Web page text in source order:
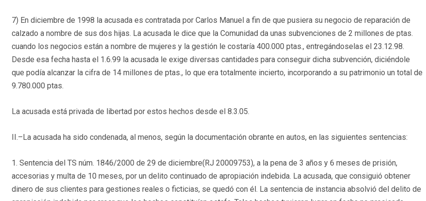
7) En diciembre de 1998 la acusada es contratada por Carlos Manuel a fin de que pusiera su negocio de reparación de
calzado a nombre de sus dos hijas. La acusada le dice que la Comunidad da unas subvenciones de 2 millones de ptas.
cuando los negocios están a nombre de mujeres y la gestión le costaría 400.000 ptas., entregándoselas el 23.12.98.
Desde esa fecha hasta el 1.6.99 la acusada le exige diversas cantidades para conseguir dicha subvención, diciéndole
que podía alcanzar la cifra de 14 millones de ptas., lo que era totalmente incierto, incorporando a su patrimonio un total de
9.780.000 ptas.
La acusada está privada de libertad por estos hechos desde el 8.3.05.
II.–La acusada ha sido condenada, al menos, según la documentación obrante en autos, en las siguientes sentencias:
1. Sentencia del TS núm. 1846/2000 de 29 de diciembre( RJ 20009753), a la pena de 3 años y 6 meses de prisión,
accesorias y multa de 10 meses, por un delito continuado de apropiación indebida. La acusada, que consiguió obtener
dinero de sus clientes para gestiones reales o ficticias, se quedó con él. La sentencia de instancia absolvió del delito de